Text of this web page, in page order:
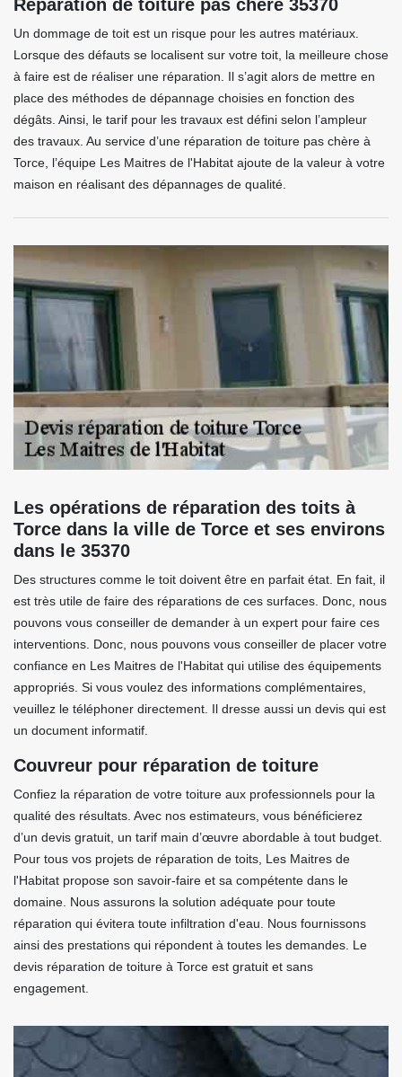
Réparation de toiture pas chère 35370
Un dommage de toit est un risque pour les autres matériaux.
Lorsque des défauts se localisent sur votre toit, la meilleure chose
à faire est de réaliser une réparation. Il s’agit alors de mettre en
place des méthodes de dépannage choisies en fonction des
dégâts. Ainsi, le tarif pour les travaux est défini selon l’ampleur
des travaux. Au service d’une réparation de toiture pas chère à
Torce, l’équipe Les Maitres de l'Habitat ajoute de la valeur à votre
maison en réalisant des dépannages de qualité.
Les opérations de réparation des toits à
Torce dans la ville de Torce et ses environs
dans le 35370
Des structures comme le toit doivent être en parfait état. En fait, il
est très utile de faire des réparations de ces surfaces. Donc, nous
pouvons vous conseiller de demander à un expert pour faire ces
interventions. Donc, nous pouvons vous conseiller de placer votre
confiance en Les Maitres de l'Habitat qui utilise des équipements
appropriés. Si vous voulez des informations complémentaires,
veuillez le téléphoner directement. Il dresse aussi un devis qui est
un document informatif.
Couvreur pour réparation de toiture
Confiez la réparation de votre toiture aux professionnels pour la
qualité des résultats. Avec nos estimateurs, vous bénéficierez
d’un devis gratuit, un tarif main d’œuvre abordable à tout budget.
Pour tous vos projets de réparation de toits, Les Maitres de
l'Habitat propose son savoir-faire et sa compétente dans le
domaine. Nous assurons la solution adéquate pour toute
réparation qui évitera toute infiltration d'eau. Nous fournissons
ainsi des prestations qui répondent à toutes les demandes. Le
devis réparation de toiture à Torce est gratuit et sans
engagement.